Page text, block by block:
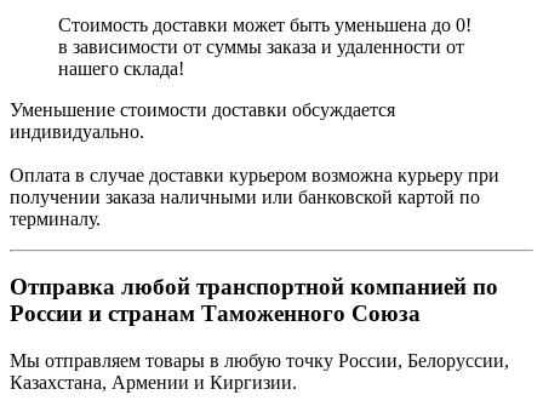
Стоимость доставки может быть уменьшена до 0!
в зависимости от суммы заказа и удаленности от
нашего склада!
Уменьшение стоимости доставки обсуждается
индивидуально.
Оплата в случае доставки курьером возможна курьеру при
получении заказа наличными или банковской картой по
терминалу.
Отправка любой транспортной компанией по
России и странам Таможенного Союза
Мы отправляем товары в любую точку России, Белоруссии,
Казахстана, Армении и Киргизии.